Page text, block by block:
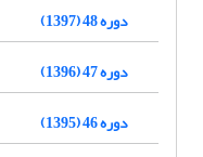
دوره 48 (1397)
دوره 47 (1396)
دوره 46 (1395)